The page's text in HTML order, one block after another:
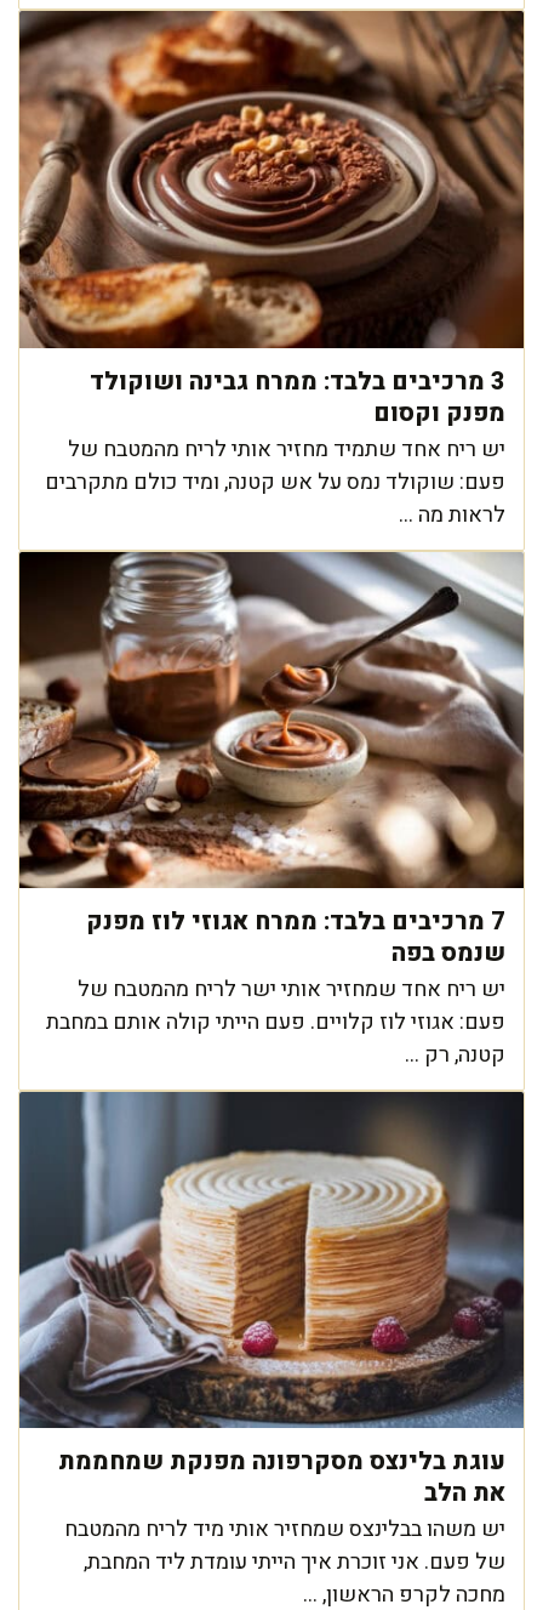
3 מרכיבים בלבד: ממרח גבינה ושוקולד
מפנק וקסום
יש ריח אחד שתמיד מחזיר אותי לריח מהמטבח של
פעם: שוקולד נמס על אש קטנה, ומיד כולם מתקרבים
לראות מה ...
7 מרכיבים בלבד: ממרח אגוזי לוז מפנק
שנמס בפה
יש ריח אחד שמחזיר אותי ישר לריח מהמטבח של
פעם: אגוזי לוז קלויים. פעם הייתי קולה אותם במחבת
קטנה, רק ...
עוגת בלינצס מסקרפונה מפנקת שמחממת
את הלב
יש משהו בבלינצס שמחזיר אותי מיד לריח מהמטבח
של פעם. אני זוכרת איך הייתי עומדת ליד המחבת,
מחכה לקרפ הראשון, ...